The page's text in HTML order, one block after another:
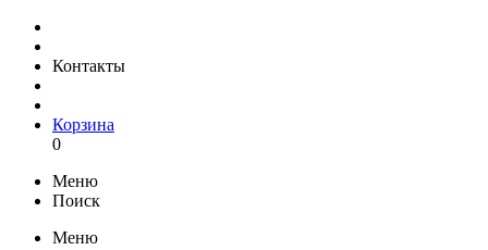
Контакты
Корзина
0
Меню
Поиск
Меню